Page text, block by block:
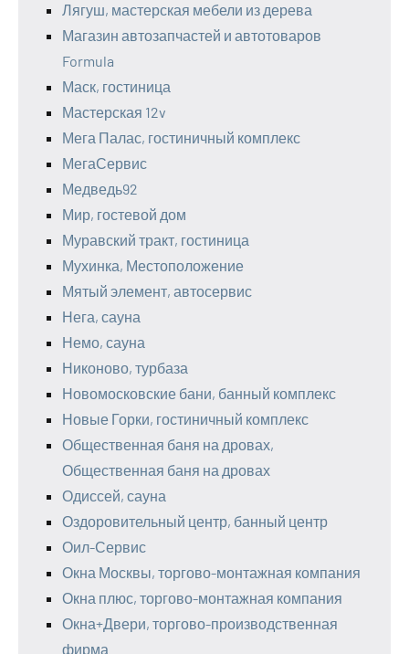
Лягуш, мастерская мебели из дерева
Магазин автозапчастей и автотоваров
Formula
Маск, гостиница
Мастерская 12v
Мега Палас, гостиничный комплекс
МегаСервис
Медведь92
Мир, гостевой дом
Муравский тракт, гостиница
Мухинка, Местоположение
Мятый элемент, автосервис
Нега, сауна
Немо, сауна
Никоново, турбаза
Новомосковские бани, банный комплекс
Новые Горки, гостиничный комплекс
Общественная баня на дровах,
Общественная баня на дровах
Одиссей, сауна
Оздоровительный центр, банный центр
Оил-Сервис
Окна Москвы, торгово-монтажная компания
Окна плюс, торгово-монтажная компания
Окна+Двери, торгово-производственная
фирма